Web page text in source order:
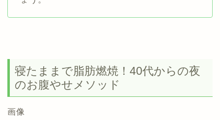
寝たままで脂肪燃焼！40代からの夜
のお腹やせメソッド
画像